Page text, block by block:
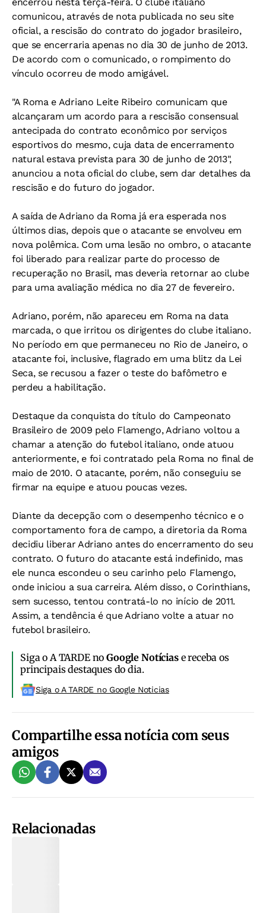
comunicou, através de nota publicada no seu site
oficial, a rescisão do contrato do jogador brasileiro,
que se encerraria apenas no dia 30 de junho de 2013.
De acordo com o comunicado, o rompimento do
vínculo ocorreu de modo amigável.
"A Roma e Adriano Leite Ribeiro comunicam que
alcançaram um acordo para a rescisão consensual
antecipada do contrato econômico por serviços
esportivos do mesmo, cuja data de encerramento
natural estava prevista para 30 de junho de 2013",
anunciou a nota oficial do clube, sem dar detalhes da
rescisão e do futuro do jogador.
A saída de Adriano da Roma já era esperada nos
últimos dias, depois que o atacante se envolveu em
nova polêmica. Com uma lesão no ombro, o atacante
foi liberado para realizar parte do processo de
recuperação no Brasil, mas deveria retornar ao clube
para uma avaliação médica no dia 27 de fevereiro.
Adriano, porém, não apareceu em Roma na data
marcada, o que irritou os dirigentes do clube italiano.
No período em que permaneceu no Rio de Janeiro, o
atacante foi, inclusive, flagrado em uma blitz da Lei
Seca, se recusou a fazer o teste do bafômetro e
perdeu a habilitação.
Destaque da conquista do título do Campeonato
Brasileiro de 2009 pelo Flamengo, Adriano voltou a
chamar a atenção do futebol italiano, onde atuou
anteriormente, e foi contratado pela Roma no final de
maio de 2010. O atacante, porém, não conseguiu se
firmar na equipe e atuou poucas vezes.
Diante da decepção com o desempenho técnico e o
comportamento fora de campo, a diretoria da Roma
decidiu liberar Adriano antes do encerramento do seu
contrato. O futuro do atacante está indefinido, mas
ele nunca escondeu o seu carinho pelo Flamengo,
onde iniciou a sua carreira. Além disso, o Corinthians,
sem sucesso, tentou contratá-lo no início de 2011.
Assim, a tendência é que Adriano volte a atuar no
futebol brasileiro.
Siga o A TARDE noGoogle Notíciase receba os
principais destaques do dia.
Siga o A TARDE no Google Noticias
Compartilhe essa notícia com seus
amigos
Relacionadas